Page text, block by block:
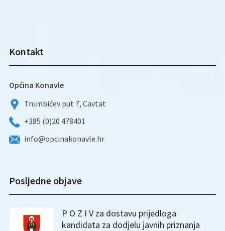
Kontakt
Općina Konavle
Trumbićev put 7, Cavtat
+385 (0)20 478401
info@opcinakonavle.hr
Posljedne objave
P O Z I V za dostavu prijedloga
kandidata za dodjelu javnih priznanja